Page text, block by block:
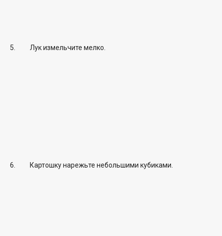
Лук измельчите мелко.
Картошку нарежьте небольшими кубиками.